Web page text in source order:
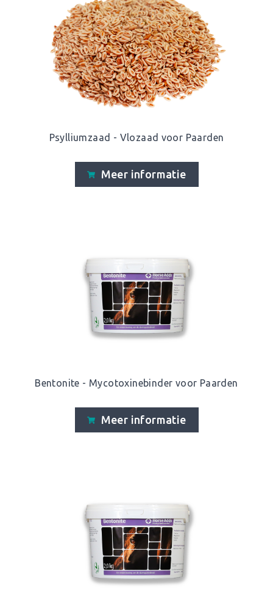
Psylliumzaad - Vlozaad voor Paarden
Meer informatie
Bentonite - Mycotoxinebinder voor Paarden
Meer informatie